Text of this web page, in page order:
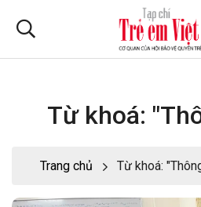
Từ khoá:
Trang chủ Từ khoá: